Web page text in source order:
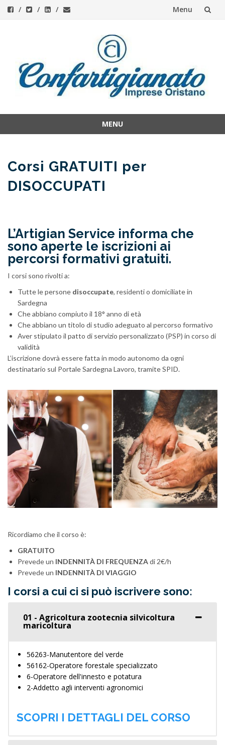
Menu
content
MENU
content
Corsi GRATUITI per
DISOCCUPATI
L’Artigian Service informa che
sono aperte le iscrizioni ai
percorsi formativi gratuiti.
I corsi sono rivolti a:
Tutte le persone disoccupate, residenti o domiciliate in
Sardegna
Che abbiano compiuto il 18° anno di età
Che abbiano un titolo di studio adeguato al percorso formativo
Aver stipulato il patto di servizio personalizzato (PSP) in corso di
validità
L’iscrizione dovrà essere fatta in modo autonomo da ogni
destinatario sul Portale Sardegna Lavoro, tramite SPID.
Ricordiamo che il corso è:
GRATUITO
Prevede un INDENNITÀ DI FREQUENZAdi 2€/h
Prevede un INDENNITÀ DI VIAGGIO
I corsi a cui ci si può iscrivere sono:
01 - Agricoltura zootecnia silvicoltura
maricoltura
56263-Manutentore del verde
56162-Operatore forestale specializzato
6-Operatore dell'innesto e potatura
2-Addetto agli interventi agronomici
SCOPRI I DETTAGLI DEL CORSO